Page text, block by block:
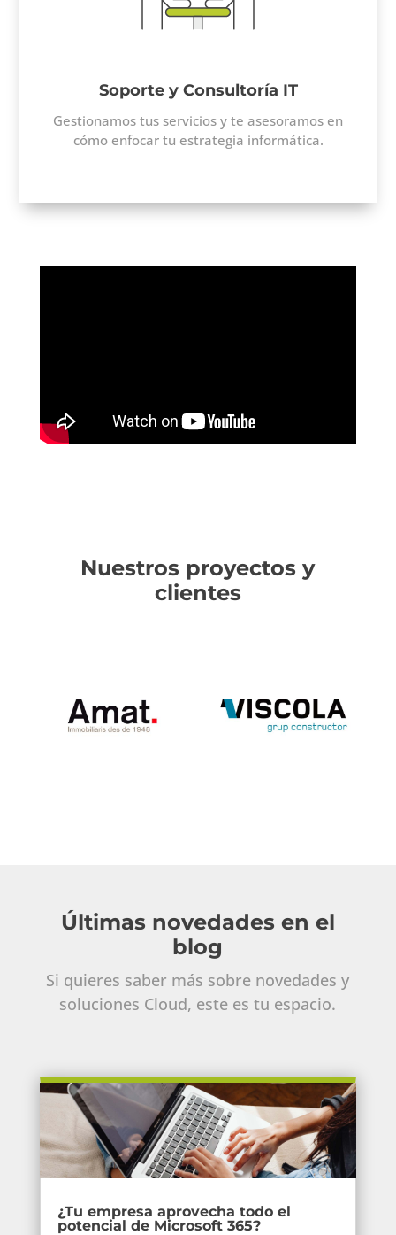
Soporte y Consultoría IT
Gestionamos tus servicios y te asesoramos en
cómo enfocar tu estrategia informática.
Nuestros proyectos y
clientes
Últimas novedades en el
blog
Si quieres saber más sobre novedades y
soluciones Cloud, este es tu espacio.
¿Tu empresa aprovecha todo el
potencial de Microsoft 365?